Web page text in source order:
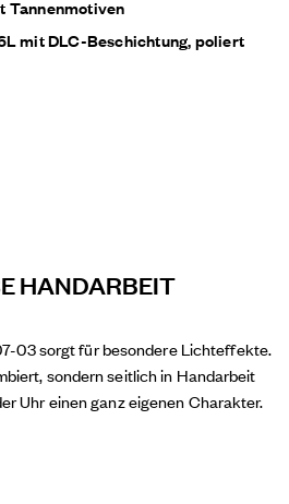
Tannenmotiven
mit DLC-Beschichtung, poliert
HANDARBEIT
03 sorgt für besondere Lichteffekte.
sondern seitlich in Handarbeit
Uhr einen ganz eigenen Charakter.